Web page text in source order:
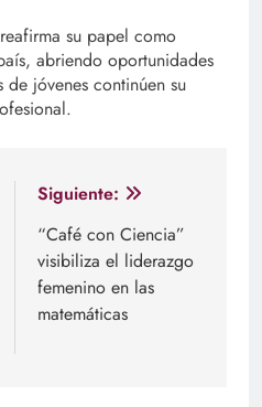
su papel como
abriendo oportunidades
jóvenes continúen su
Siguiente:
“Café con Ciencia”
visibiliza el liderazgo
femenino en las
matemáticas